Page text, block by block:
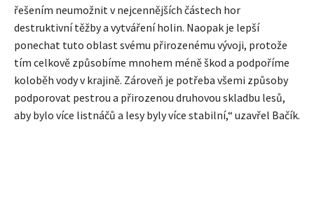
řešením neumožnit v nejcennějších částech hor
destruktivní těžby a vytváření holin. Naopak je lepší
ponechat tuto oblast svému přirozenému vývoji, protože
tím celkově způsobíme mnohem méně škod a podpoříme
koloběh vody v krajině. Zároveň je potřeba všemi způsoby
podporovat pestrou a přirozenou druhovou skladbu lesů,
aby bylo více listnáčů a lesy byly více stabilní,“ uzavřel Bačík.